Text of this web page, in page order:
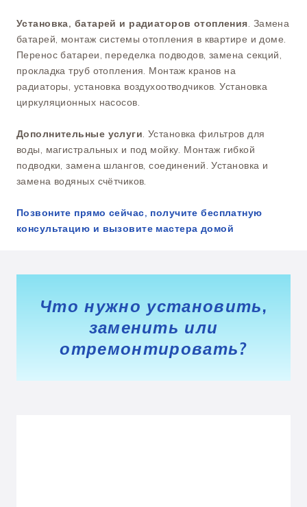
Установка, батарей и радиаторов отопления. Замена
батарей, монтаж системы отопления в квартире и доме.
Перенос батареи, переделка подводов, замена секций,
прокладка труб отопления. Монтаж кранов на
радиаторы, установка воздухоотводчиков. Установка
циркуляционных насосов.
Дополнительные услуги. Установка фильтров для
воды, магистральных и под мойку. Монтаж гибкой
подводки, замена шлангов, соединений. Установка и
замена водяных счётчиков.
Позвоните прямо сейчас, получите бесплатную
консультацию и вызовите мастера домой
Что нужно установить,
заменить или
отремонтировать?